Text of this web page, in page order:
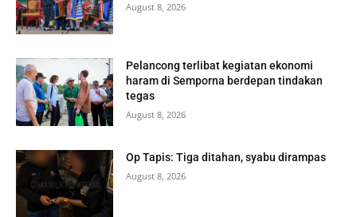
August 8, 2026
Pelancong terlibat kegiatan ekonomi
haram di Semporna berdepan tindakan
tegas
August 8, 2026
Op Tapis: Tiga ditahan, syabu dirampas
August 8, 2026